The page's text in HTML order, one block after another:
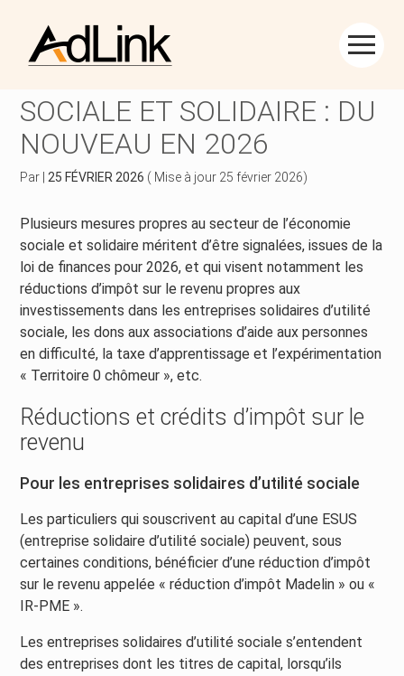
Aller
au
Créer et reprendre une activité
Développer votre entreprise
Construire votre patrimoine
Être prêt pour la facturation électronique
Piloter votre gestion
Gérer vos ressources humaines
Dématérialiser vos documents
SOCIALE ET SOLIDAIRE : DU
NOUVEAU EN 2026
Par 25 FÉVRIER 2026 ( Mise à jour 25 février 2026)
Plusieurs mesures propres au secteur de l’économie
sociale et solidaire méritent d’être signalées, issues de la
loi de finances pour 2026, et qui visent notamment les
réductions d’impôt sur le revenu propres aux
investissements dans les entreprises solidaires d’utilité
sociale, les dons aux associations d’aide aux personnes
en difficulté, la taxe d’apprentissage et l’expérimentation
« Territoire 0 chômeur », etc.
Réductions et crédits d’impôt sur le
revenu
Pour les entreprises solidaires d’utilité sociale
Les particuliers qui souscrivent au capital d’une ESUS
(entreprise solidaire d’utilité sociale) peuvent, sous
certaines conditions, bénéficier d’une réduction d’impôt
sur le revenu appelée « réduction d’impôt Madelin » ou «
IR-PME ».
Les entreprises solidaires d’utilité sociale s’entendent
des entreprises dont les titres de capital, lorsqu’ils